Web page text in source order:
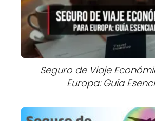
Seguro de Viaje
Europa: Guía